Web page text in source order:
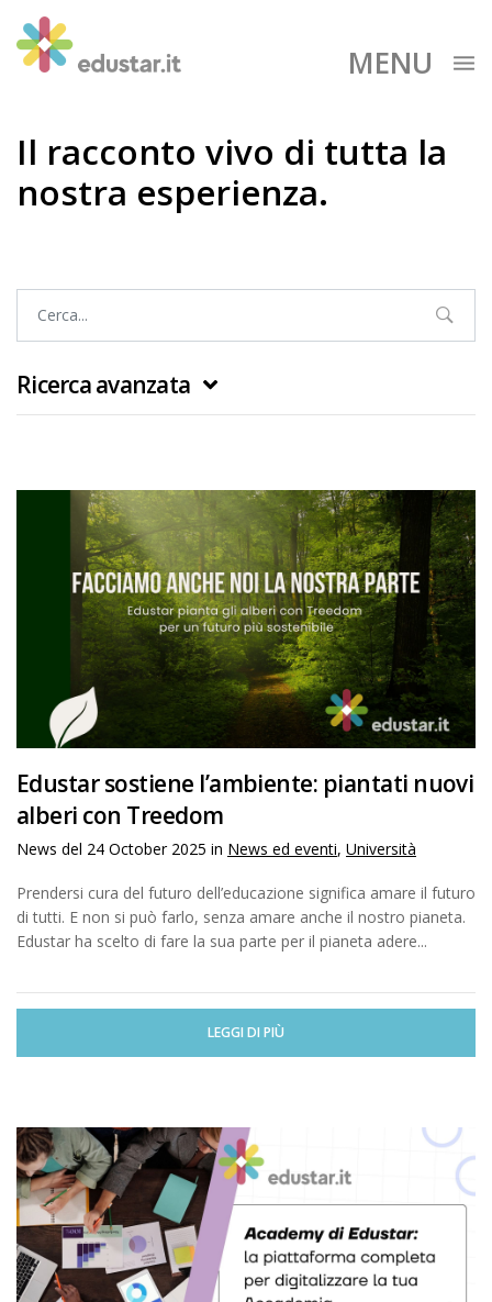
MENU
Il racconto vivo di tutta la
nostra esperienza.
Ricerca avanzata
Edustar sostiene l’ambiente: piantati nuovi
alberi con Treedom
News del 24 October 2025 in News ed eventi, Università
Prendersi cura del futuro dell’educazione significa amare il futuro
di tutti. E non si può farlo, senza amare anche il nostro pianeta.
Edustar ha scelto di fare la sua parte per il pianeta adere...
LEGGI DI PIÙ